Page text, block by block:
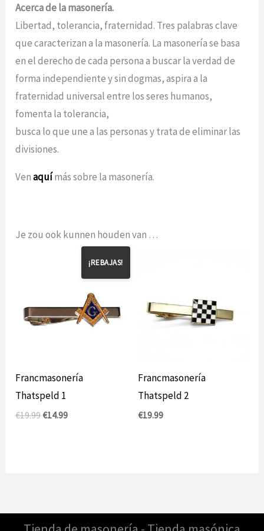
Acerca de la masonería.
Libertad, tolerancia, fraternidad. Tres palabras clave
que caracterizan a la masonería. La masonería se basa
en el derecho de cada persona a buscar la verdad de
forma independiente y sin dogmas, aspira a la
fraternidad universal entre los seres humanos,
fomenta la tolerancia,
busca lo que une a las personas y trata de eliminar las
divisiones.
Venaquímás sobre la masonería.
Je zou ook kunnen houden van …
¡REBAJAS!
Francmasonería
Thatspeld 1
€19.99El
€14.99El
Francmasonería
Thatspeld 2
€19.99